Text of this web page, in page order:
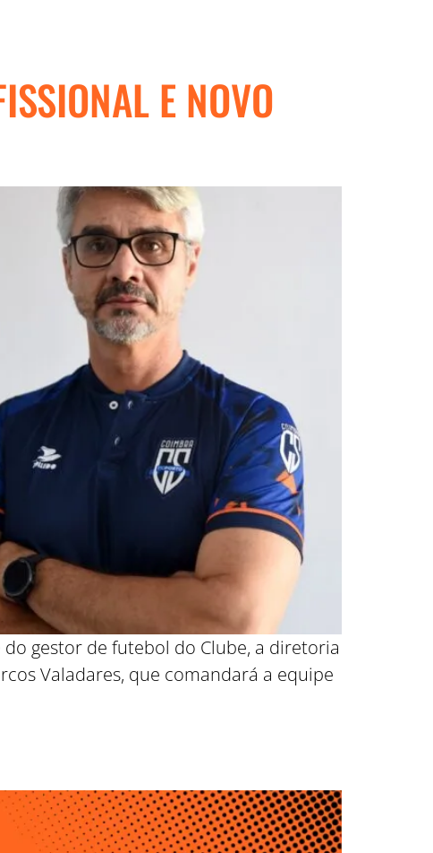
E NOVO
gestor de futebol do Clube, a diretoria
Valadares, que comandará a equipe